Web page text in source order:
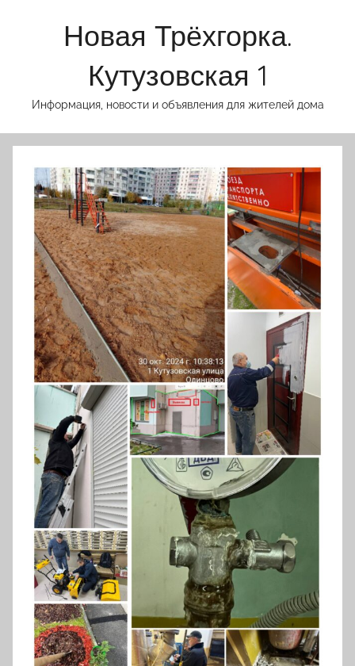
Новая Трёхгорка.
Кутузовская 1
Информация, новости и объявления для жителей дома